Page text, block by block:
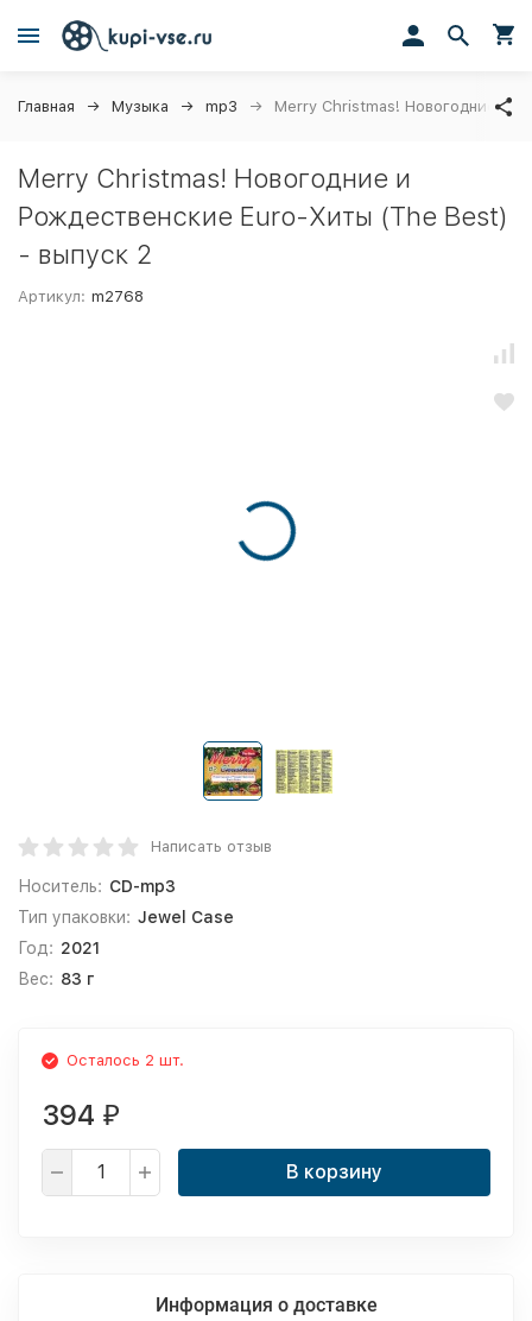
Главная Музыка mp3 Merry Christmas! Новогодние и
Merry Christmas! Новогодние и
Рождественские Euro-Хиты (The Best)
- выпуск 2
Артикул: m2768
Написать отзыв
Носитель: CD-mp3
Тип упаковки: Jewel Case
Год: 2021
Вес: 83 г
Осталось 2 шт.
394 ₽
В корзину
Информация о доставке